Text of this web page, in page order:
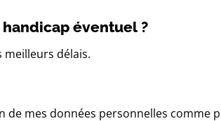
éventuel ?
meilleurs délais.
mes données personnelles comme